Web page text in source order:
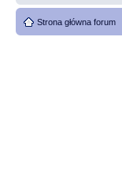
Strona główna forum